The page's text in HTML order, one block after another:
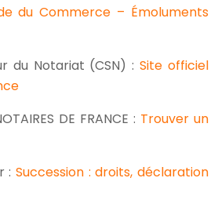
du Commerce – Émoluments
du Notariat (CSN) :Site officiel
DE FRANCE : Trouver un
: Succession : droits, déclaration